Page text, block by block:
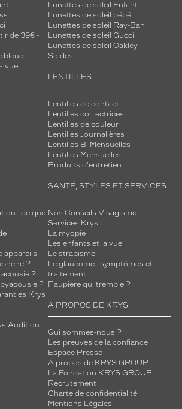
de 39€ -
bleue
vue
Lunettes de soleil Enfant
Lunettes de soleil bébé
Lunettes de soleil Ray-Ban
Lunettes de soleil Gucci
Lunettes de soleil Oakley
Soldes
LENTILLES
Lentilles de contact
Lentilles correctrices
Lentilles de couleur
Lentilles Journalières
Lentilles Bi Mensuelles
Lentilles Mensuelles
Produits d'entretien
: de quoi
?
?
?
Krys
Audition
SANTÉ, STYLES ET SERVICES
Nos Conseils Visagisme
Services Krys
La myopie
Les enfants et la vue
Le strabisme
Le glaucome : symptômes et
traitement
Paupière qui tremble ?
A PROPOS DE KRYS
Qui sommes-nous ?
Les preuves de la confiance
Espace Presse
A propos de KRYS GROUP
La Fondation KRYS GROUP
Recrutement
Charte de confidentialité
Mentions Légales